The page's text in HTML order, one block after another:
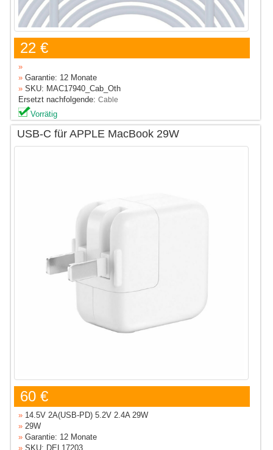
22 €
»
» Garantie: 12 Monate
» SKU: MAC17940_Cab_Oth
Ersetzt nachfolgende:Cable
Vorrätig
USB-C für APPLE MacBook 29W
60 €
» 14.5V 2A(USB-PD) 5.2V 2.4A 29W
» 29W
» Garantie: 12 Monate
» SKU: DEL17203